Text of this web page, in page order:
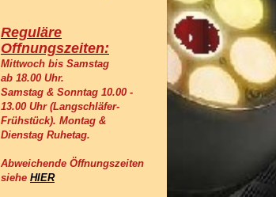
Reguläre
Offnungszeiten:
Mittwoch bis Samstag
ab 18.00 Uhr.
Samstag & Sonntag 10.00 -
13.00 Uhr (Langschläfer-
Frühstück). Montag &
Dienstag Ruhetag.
Abweichende Öffnungszeiten
siehe HIER